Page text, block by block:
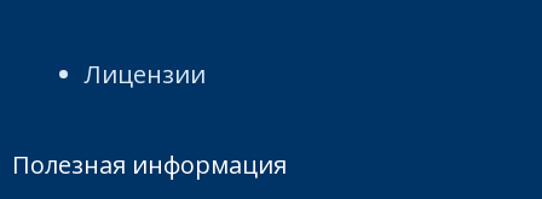
Лицензии
Полезная информация